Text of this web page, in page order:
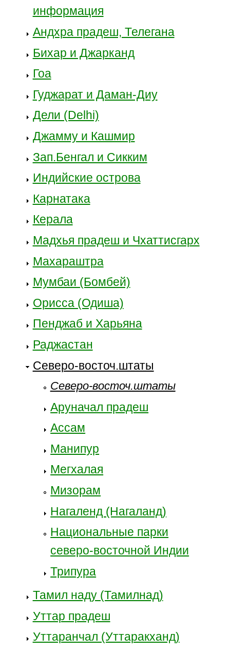
информация
Андхра прадеш, Телегана
Бихар и Джарканд
Гоа
Гуджарат и Даман-Диу
Дели (Delhi)
Джамму и Кашмир
Зап.Бенгал и Сикким
Индийские острова
Карнатака
Керала
Мадхья прадеш и Чхаттисгарх
Махараштра
Мумбаи (Бомбей)
Орисса (Одиша)
Пенджаб и Харьяна
Раджастан
Северо-восточ.штаты
Северо-восточ.штаты
Аруначал прадеш
Ассам
Манипур
Мегхалая
Мизорам
Нагаленд (Нагаланд)
Национальные парки
северо-восточной Индии
Трипура
Тамил наду (Тамилнад)
Уттар прадеш
Уттаранчал (Уттаракханд)